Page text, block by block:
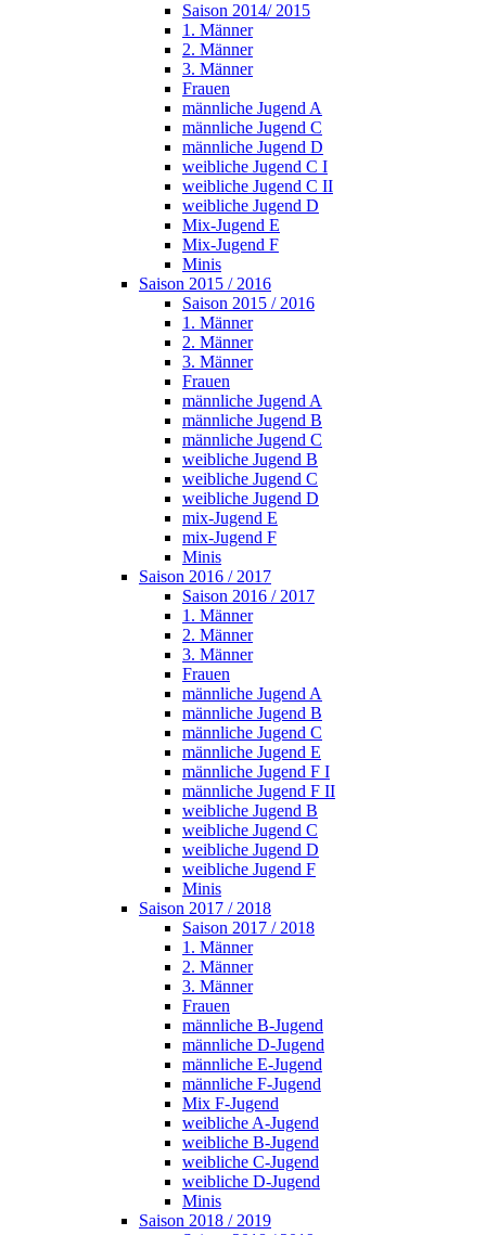
Saison 2014/ 2015
1. Männer
2. Männer
3. Männer
Frauen
männliche Jugend A
männliche Jugend C
männliche Jugend D
weibliche Jugend C I
weibliche Jugend C II
weibliche Jugend D
Mix-Jugend E
Mix-Jugend F
Minis
Saison 2015 / 2016
Saison 2015 / 2016
1. Männer
2. Männer
3. Männer
Frauen
männliche Jugend A
männliche Jugend B
männliche Jugend C
weibliche Jugend B
weibliche Jugend C
weibliche Jugend D
mix-Jugend E
mix-Jugend F
Minis
Saison 2016 / 2017
Saison 2016 / 2017
1. Männer
2. Männer
3. Männer
Frauen
männliche Jugend A
männliche Jugend B
männliche Jugend C
männliche Jugend E
männliche Jugend F I
männliche Jugend F II
weibliche Jugend B
weibliche Jugend C
weibliche Jugend D
weibliche Jugend F
Minis
Saison 2017 / 2018
Saison 2017 / 2018
1. Männer
2. Männer
3. Männer
Frauen
männliche B-Jugend
männliche D-Jugend
männliche E-Jugend
männliche F-Jugend
Mix F-Jugend
weibliche A-Jugend
weibliche B-Jugend
weibliche C-Jugend
weibliche D-Jugend
Minis
Saison 2018 / 2019